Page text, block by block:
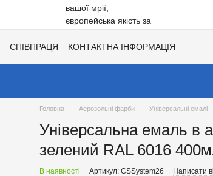
СПІВПРАЦЯ
КОНТАКТНА ІНФОРМАЦІЯ
Головна Аерозольні фарби Універсальні емалі
Універсальна емаль в
зелений RAL 6016
В наявності Артикул: CSSystem26 Написати